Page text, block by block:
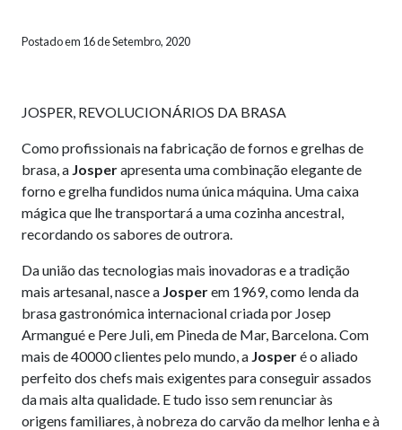
Postado em 16 de Setembro, 2020
JOSPER, REVOLUCIONÁRIOS DA BRASA
Como profissionais na fabricação de fornos e grelhas de
brasa, a Josperapresenta uma combinação elegante de
forno e grelha fundidos numa única máquina. Uma caixa
mágica que lhe transportará a uma cozinha ancestral,
recordando os sabores de outrora.
Da união das tecnologias mais inovadoras e a tradição
mais artesanal, nasce a Josperem 1969, como lenda da
brasa gastronómica internacional criada por Josep
Armangué e Pere Juli, em Pineda de Mar, Barcelona. Com
mais de 40000 clientes pelo mundo, a Josperé o aliado
perfeito dos chefs mais exigentes para conseguir assados
da mais alta qualidade. E tudo isso sem renunciar às
origens familiares, à nobreza do carvão da melhor lenha e à